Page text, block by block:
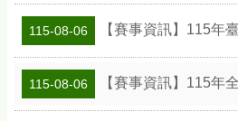
115-08-06 【賽事資訊】115年臺北
115-08-06 【賽事資訊】115年